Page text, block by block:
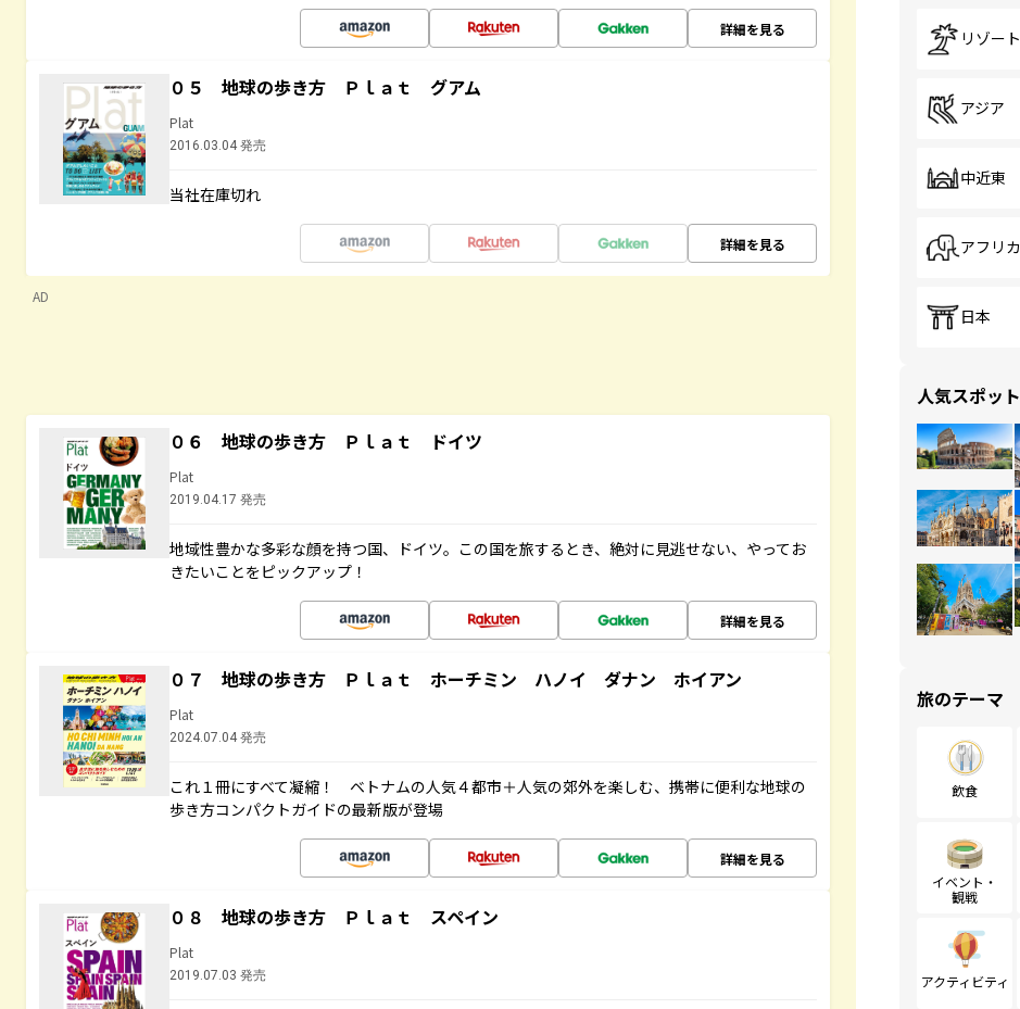
詳細を見る
０５ 地球の歩き方 Ｐｌａｔ グアム
Plat
2016.03.04 発売
当社在庫切れ
詳細を見る
AD
０６ 地球の歩き方 Ｐｌａｔ ドイツ
Plat
2019.04.17 発売
地域性豊かな多彩な顔を持つ国、ドイツ。この国を旅するとき、絶対に見逃せない、やってお
きたいことをピックアップ！
詳細を見る
０７ 地球の歩き方 Ｐｌａｔ ホーチミン ハノイ ダナン ホイアン
Plat
2024.07.04 発売
これ１冊にすべて凝縮！ ベトナムの人気４都市＋人気の郊外を楽しむ、携帯に便利な地球の
歩き方コンパクトガイドの最新版が登場
詳細を見る
０８ 地球の歩き方 Ｐｌａｔ スペイン
Plat
2019.07.03 発売
リゾート
アジア
中近東
アフリカ
日本
人気スポット
旅のテーマ
飲食
イベント・
観戦
アクティビティ